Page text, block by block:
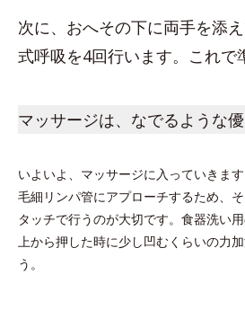
次に、おへその下に両手を添
式呼吸を4回行います。これで
マッサージは、なでるような
いよいよ、マッサージに入っていきま
毛細リンパ管にアプローチするため、
タッチで行うのが大切です。食器洗い
上から押した時に少し凹むくらいの力
う。